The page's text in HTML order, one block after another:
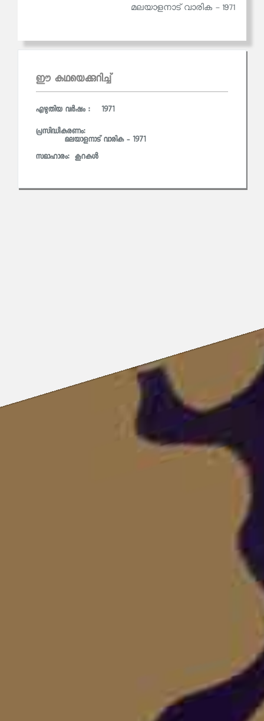
മലയാളനാട് വാരിക - 1971
ഈ കഥയെക്കുറിച്ച്
എഴുതിയ വര്‍ഷം : 1971
പ്രസിദ്ധീകരണം:
മലയാളനാട് വാരിക - 1971
സമാഹാരം: കൂറകള്‍